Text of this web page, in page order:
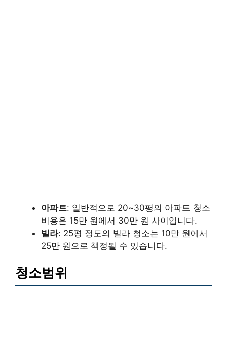
아파트: 일반적으로 20~30평의 아파트 청소
비용은 15만 원에서 30만 원 사이입니다.
빌라: 25평 정도의 빌라 청소는 10만 원에서
25만 원으로 책정될 수 있습니다.
청소범위